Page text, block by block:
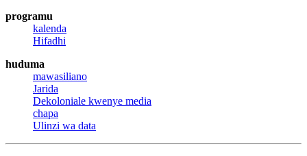
programu
kalenda
Hifadhi
huduma
mawasiliano
Jarida
Dekoloniale kwenye media
chapa
Ulinzi wa data